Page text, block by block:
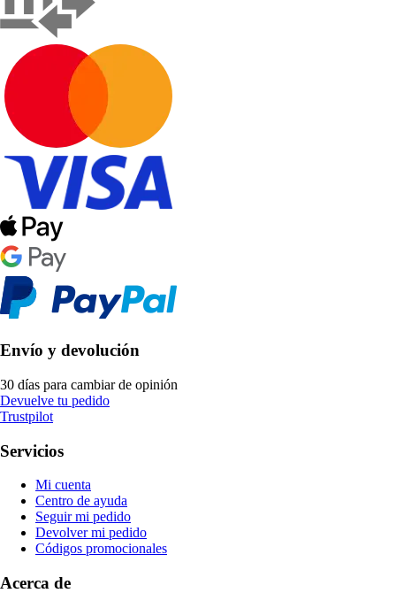
Envío y devolución
30 días para cambiar de opinión
Devuelve tu pedido
Trustpilot
Servicios
Mi cuenta
Centro de ayuda
Seguir mi pedido
Devolver mi pedido
Códigos promocionales
Acerca de